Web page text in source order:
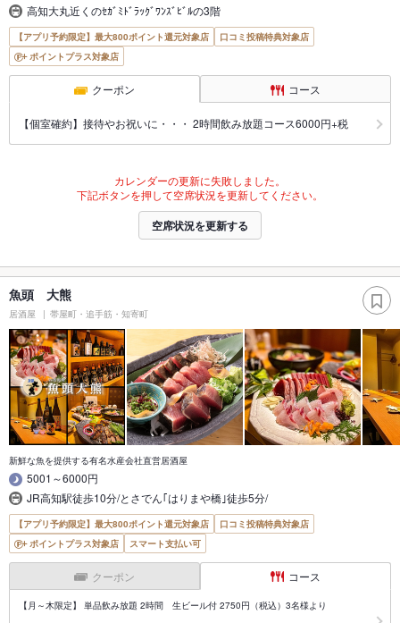
高知大丸近くのｾｶﾞﾐﾄﾞﾗｯｸﾞﾜﾝｽﾞﾋﾞﾙの3階
【アプリ予約限定】最大800ポイント還元対象店
口コミ投稿特典対象店
ポイントプラス対象店
クーポン コース
【個室確約】接待やお祝いに・・・ 2時間飲み放題コース6000円+税
カレンダーの更新に失敗しました。
下記ボタンを押して空席状況を更新してください。
空席状況を更新する
魚頭 大熊
居酒屋 帯屋町・追手筋・知寄町
新鮮な魚を提供する有名水産会社直営居酒屋
5001～6000円
JR高知駅徒歩10分/とさでん｢はりまや橋｣徒歩5分/
【アプリ予約限定】最大800ポイント還元対象店
口コミ投稿特典対象店
ポイントプラス対象店
スマート支払い可
クーポン コース
【月～木限定】 単品飲み放題 2時間 生ビール付 2750円（税込）3名様より